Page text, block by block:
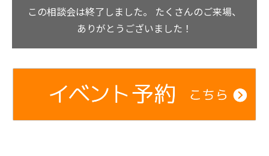
この相談会は終了しました。 たくさんのご来場、
ありがとうございました！